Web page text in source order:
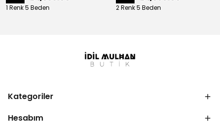
1 Renk 5 Beden 2 Renk 5 Beden
Kategoriler
Hesabım